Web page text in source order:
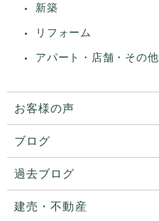
新築
リフォーム
アパート・店舗・その他
お客様の声
ブログ
過去ブログ
建売・不動産